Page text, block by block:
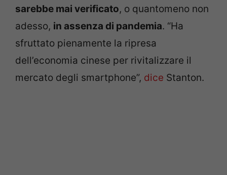
sarebbe mai verificato, o quantomeno non
adesso, in assenza di pandemia. “Ha
sfruttato pienamente la ripresa
dell’economia cinese per rivitalizzare il
mercato degli smartphone”, dice Stanton.